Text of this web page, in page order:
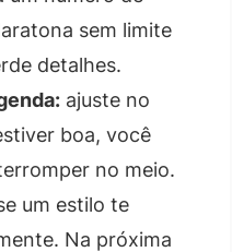
sem limite
detalhes.
ajuste no
boa, você
no meio.
um estilo te
Na próxima